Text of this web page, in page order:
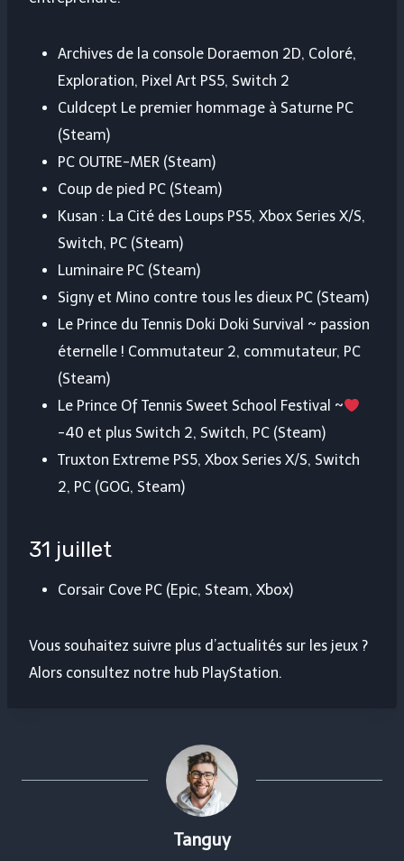
Archives de la console Doraemon 2D, Coloré,
Exploration, Pixel Art PS5, Switch 2
Culdcept Le premier hommage à Saturne PC
(Steam)
PC OUTRE-MER (Steam)
Coup de pied PC (Steam)
Kusan : La Cité des Loups PS5, Xbox Series X/S,
Switch, PC (Steam)
Luminaire PC (Steam)
Signy et Mino contre tous les dieux PC (Steam)
Le Prince du Tennis Doki Doki Survival ~ passion
éternelle ! Commutateur 2, commutateur, PC
(Steam)
Le Prince Of Tennis Sweet School Festival ~
-40 et plus Switch 2, Switch, PC (Steam)
Truxton Extreme PS5, Xbox Series X/S, Switch
2, PC (GOG, Steam)
31 juillet
Corsair Cove PC (Epic, Steam, Xbox)
Vous souhaitez suivre plus d’actualités sur les jeux ?
Alors consultez notre hub PlayStation.
Tanguy